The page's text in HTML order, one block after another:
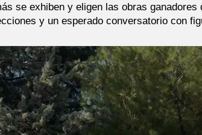
se exhiben y eligen las obras
y un esperado conversatorio con